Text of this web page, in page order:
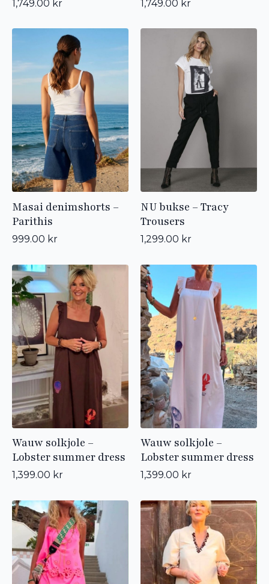
1,749.00 kr 1,749.00 kr
Masai denimshorts –
Parithis
999.00 kr
NU bukse – Tracy
Trousers
1,299.00 kr
Wauw solkjole –
Lobster summer dress
1,399.00 kr
Wauw solkjole –
Lobster summer dress
1,399.00 kr